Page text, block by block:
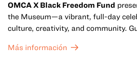
OMCA X Black Freedom Fund
the Museum—a vibrant, full-day
culture, creativity, and community.
sets from boundary-pushing artists,
Más información